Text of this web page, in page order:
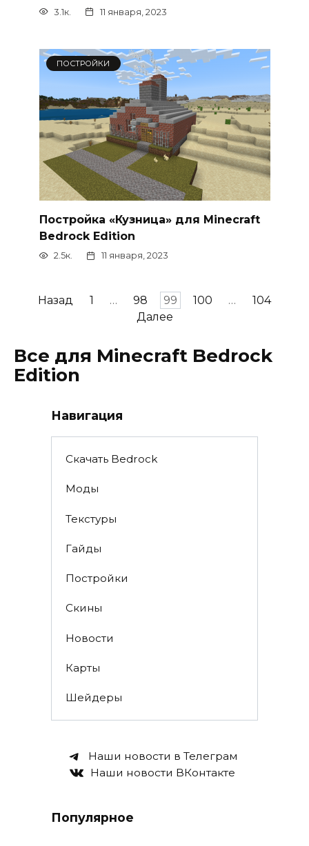
3.1к. 11 января, 2023
ПОСТРОЙКИ
Постройка «Кузница» для Minecraft
Bedrock Edition
2.5к. 11 января, 2023
Пагинация
Назад 1 … 98 99 100 …
104
Далее
Все для Minecraft Bedrock
Edition
Навигация
Скачать Bedrock
Моды
Текстуры
Гайды
Постройки
Скины
Новости
Карты
Шейдеры
Наши новости в Телеграм
Наши новости ВКонтакте
Популярное